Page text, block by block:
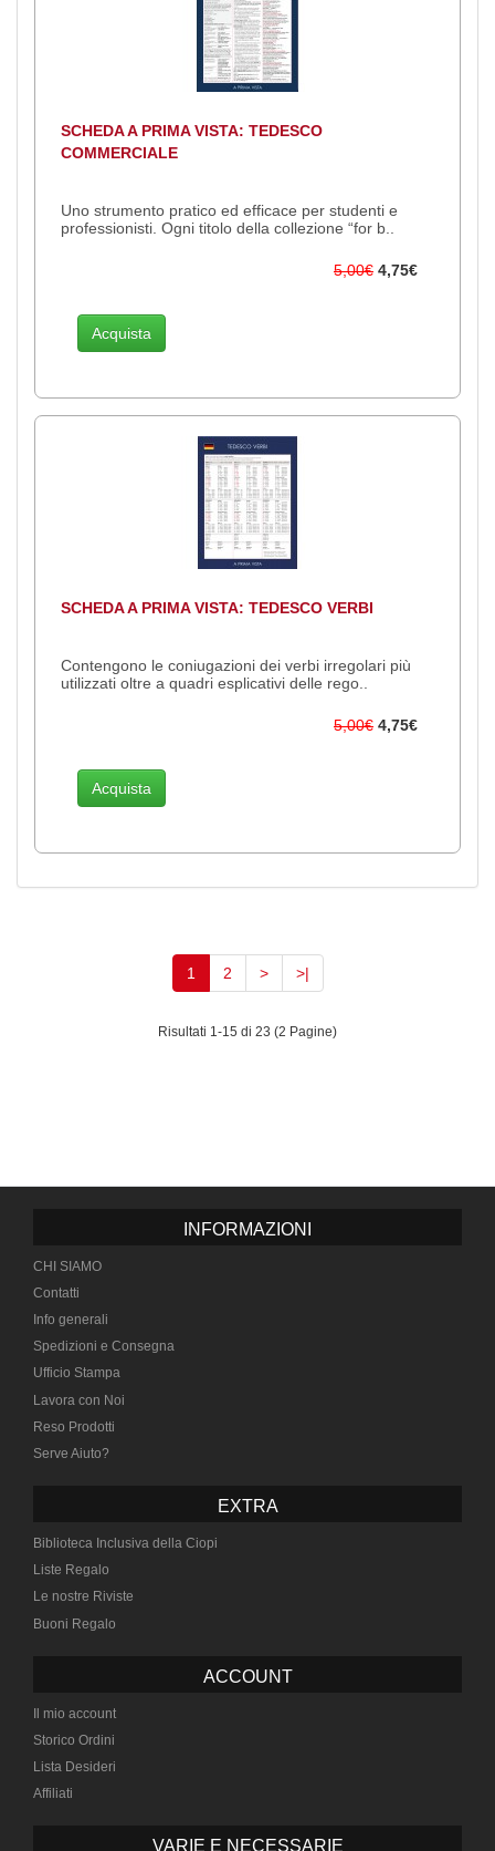
SCHEDA A PRIMA VISTA: TEDESCO
COMMERCIALE
Uno strumento pratico ed efficace per studenti e
professionisti. Ogni titolo della collezione “for b..
5,00€ 4,75€
Acquista
SCHEDA A PRIMA VISTA: TEDESCO VERBI
Contengono le coniugazioni dei verbi irregolari più
utilizzati oltre a quadri esplicativi delle rego..
5,00€ 4,75€
Acquista
1 (current)
2 > >|
Risultati 1-15 di 23 (2 Pagine)
INFORMAZIONI
CHI SIAMO
Contatti
Info generali
Spedizioni e Consegna
Ufficio Stampa
Lavora con Noi
Reso Prodotti
Serve Aiuto?
EXTRA
Biblioteca Inclusiva della Ciopi
Liste Regalo
Le nostre Riviste
Buoni Regalo
ACCOUNT
Il mio account
Storico Ordini
Lista Desideri
Affiliati
VARIE E NECESSARIE